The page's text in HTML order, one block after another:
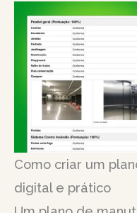
Como criar um
digital e prático